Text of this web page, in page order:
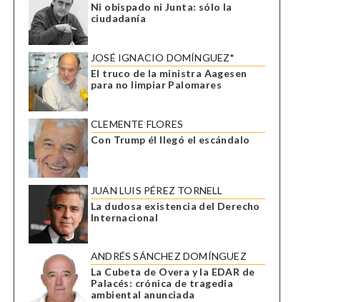
Ni obispado ni Junta: sólo la
ciudadanía
JOSÉ IGNACIO DOMÍNGUEZ*
El truco de la ministra Aagesen
para no limpiar Palomares
CLEMENTE FLORES
Con Trump él llegó el escándalo
JUAN LUIS PÉREZ TORNELL
La dudosa existencia del Derecho
Internacional
ANDRÉS SÁNCHEZ DOMÍNGUEZ
La Cubeta de Overa y la EDAR de
Palacés: crónica de tragedia
ambiental anunciada